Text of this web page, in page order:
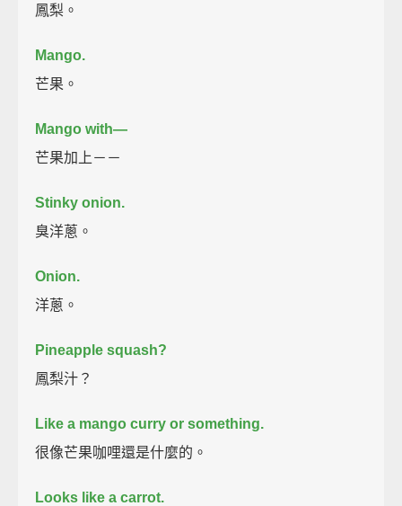
鳳梨。
Mango.
芒果。
Mango with—
芒果加上－－
Stinky onion.
臭洋蔥。
Onion.
洋蔥。
Pineapple squash?
鳳梨汁？
Like a mango curry or something.
很像芒果咖哩還是什麼的。
Looks like a carrot.